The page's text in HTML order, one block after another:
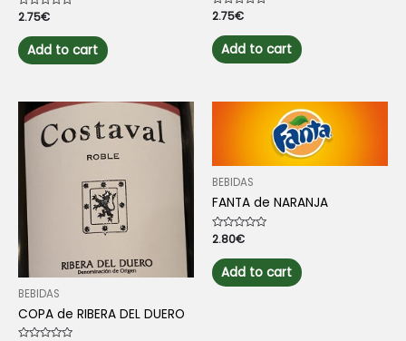
Rated
0
out
of
5
2.75€
Add to cart
Rated
out
of
5
2.75€
Add to cart
BEBIDAS
COPA de RIBERA DEL DUERO
BEBIDAS
FANTA de NARANJA
Rated
out
of
5
2.80€
Add to cart